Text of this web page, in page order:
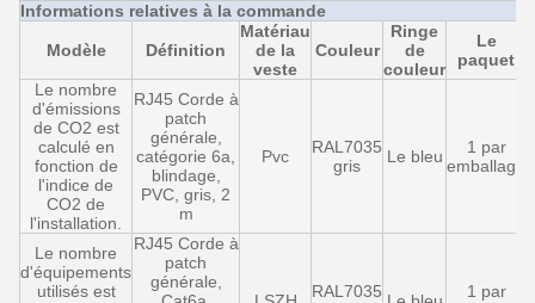
Informations relatives à la commande
Modèle Définition
Matériau
de la
veste
Couleur
Ringe
de
couleur
Le
paquet
Le nombre
d'émissions
de CO2 est
calculé en
fonction de
l'indice de
CO2 de
l'installation.
RJ45 Corde à
patch
générale,
catégorie 6a,
blindage,
PVC, gris, 2
m
Pvc
RAL7035
gris
Le bleu
1 par
emballage
Le nombre
d'équipements
utilisés est
RJ45 Corde à
patch
générale,
RAL7035
1 par